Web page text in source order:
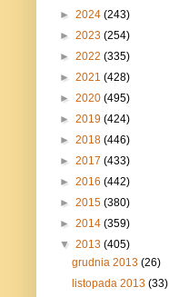
► 2024 (243)
► 2023 (254)
► 2022 (335)
► 2021 (428)
► 2020 (495)
► 2019 (424)
► 2018 (446)
► 2017 (433)
► 2016 (442)
► 2015 (380)
► 2014 (359)
▼ 2013 (405)
grudnia 2013(26)
listopada 2013(33)